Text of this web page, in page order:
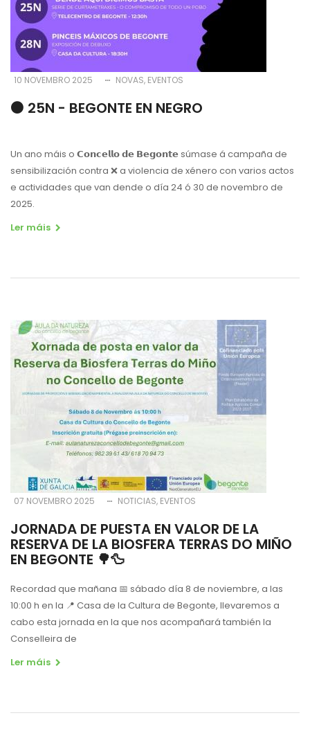
10 NOVEMBRO 2025 NOVAS EVENTOS
⚫️ 25N - BEGONTE EN NEGRO
Un ano máis o 𝗖𝗼𝗻𝗰𝗲𝗹𝗹𝗼 𝗱𝗲 𝗕𝗲𝗴𝗼𝗻𝘁𝗲 súmase á campaña de
sensibilización contra ❌a violencia de xénero con varios actos
e actividades que van dende o día 24 ó 30 de novembro de
2025.
Ler máis
07 NOVEMBRO 2025 NOTICIAS EVENTOS
JORNADA DE PUESTA EN VALOR DE LA
RESERVA DE LA BIOSFERA TERRAS DO MIÑO
EN BEGONTE 🌳🦆
Recordad que mañana 📅 sábado día 8 de noviembre, a las
10:00 h en la 📍 Casa de la Cultura de Begonte, llevaremos a
cabo esta jornada en la que nos acompañará también la
Conselleira de
Ler máis